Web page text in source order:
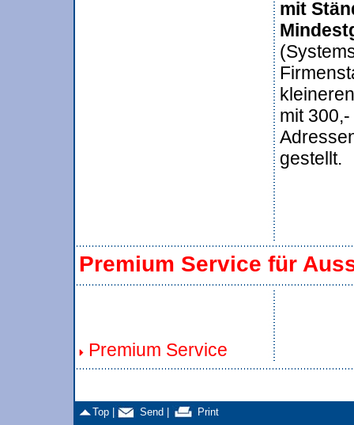
mit
mit
gestellt.
Premium Service für
Premium Service
Top | Send | Print